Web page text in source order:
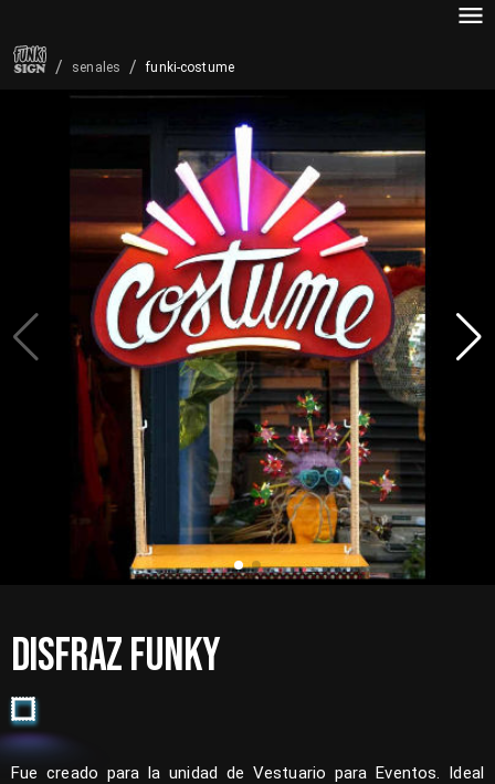
/ senales / funki-costume
DISFRAZ FUNKY
Fue creado para la unidad de Vestuario para Eventos. Ideal